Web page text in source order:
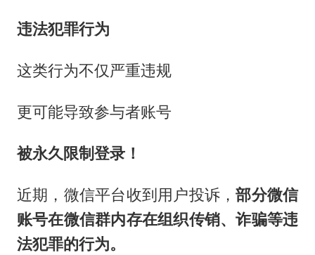
违法犯罪行为
这类行为不仅严重违规
更可能导致参与者账号
被永久限制登录！
近期，微信平台收到用户投诉，部分微信
账号在微信群内存在组织传销、诈骗等违
法犯罪的行为。